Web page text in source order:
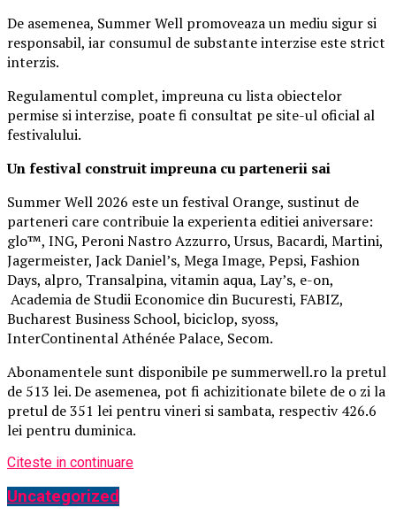
De asemenea, Summer Well promoveaza un mediu sigur si
responsabil, iar consumul de substante interzise este strict
interzis.
Regulamentul complet, impreuna cu lista obiectelor
permise si interzise, poate fi consultat pe site-ul oficial al
festivalului.
Un festival construitimpreuna cu partenerii sai
Summer Well 2026 este un festival Orange, sustinut de
parteneri care contribuie la experienta editiei aniversare:
glo™, ING, Peroni Nastro Azzurro, Ursus, Bacardi, Martini,
Jagermeister, Jack Daniel’s, Mega Image, Pepsi, Fashion
Days, alpro, Transalpina, vitamin aqua, Lay’s, e-on,
Academia de Studii Economice din Bucuresti, FABIZ,
Bucharest Business School, biciclop, syoss,
InterContinental Athénée Palace, Secom.
Abonamentele sunt disponibile pe summerwell.ro la pretul
de 513 lei. De asemenea, pot fi achizitionate bilete de o zi la
pretul de 351 lei pentru vineri si sambata, respectiv 426.6
lei pentru duminica.
Citeste in continuare
Uncategorized